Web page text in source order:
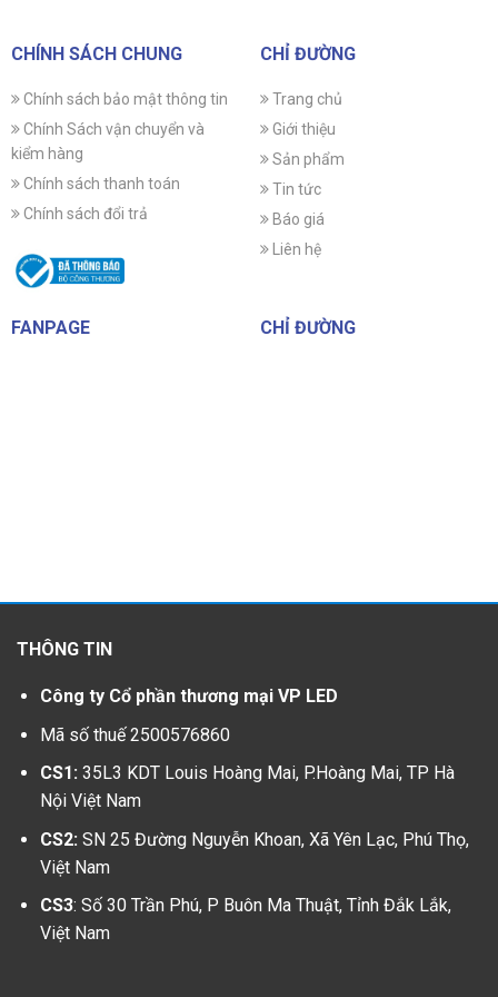
CHÍNH SÁCH CHUNG
Chính sách bảo mật thông tin
Chính Sách vận chuyển và
kiểm hàng
Chính sách thanh toán
Chính sách đổi trả
CHỈ ĐƯỜNG
Trang chủ
Giới thiệu
Sản phẩm
Tin tức
Báo giá
Liên hệ
FANPAGE CHỈ ĐƯỜNG
THÔNG TIN
Công ty Cổ phần thương mại VP LED
Mã số thuế 2500576860
CS1: 35L3 KDT Louis Hoàng Mai, P.Hoàng Mai, TP Hà
Nội Việt Nam
CS2: SN 25 Đường Nguyễn Khoan, Xã Yên Lạc, Phú Thọ,
Việt Nam
CS3: Số 30 Trần Phú, P Buôn Ma Thuật, Tỉnh Đắk Lắk,
Việt Nam